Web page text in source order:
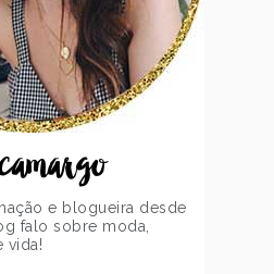
e blogueira desde
falo sobre moda,
vida!